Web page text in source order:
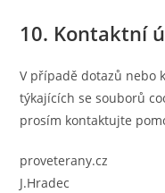
10. Kontaktní
V případě dotazů nebo
týkajících se souborů
prosím kontaktujte
proveterany.cz
J.Hradec